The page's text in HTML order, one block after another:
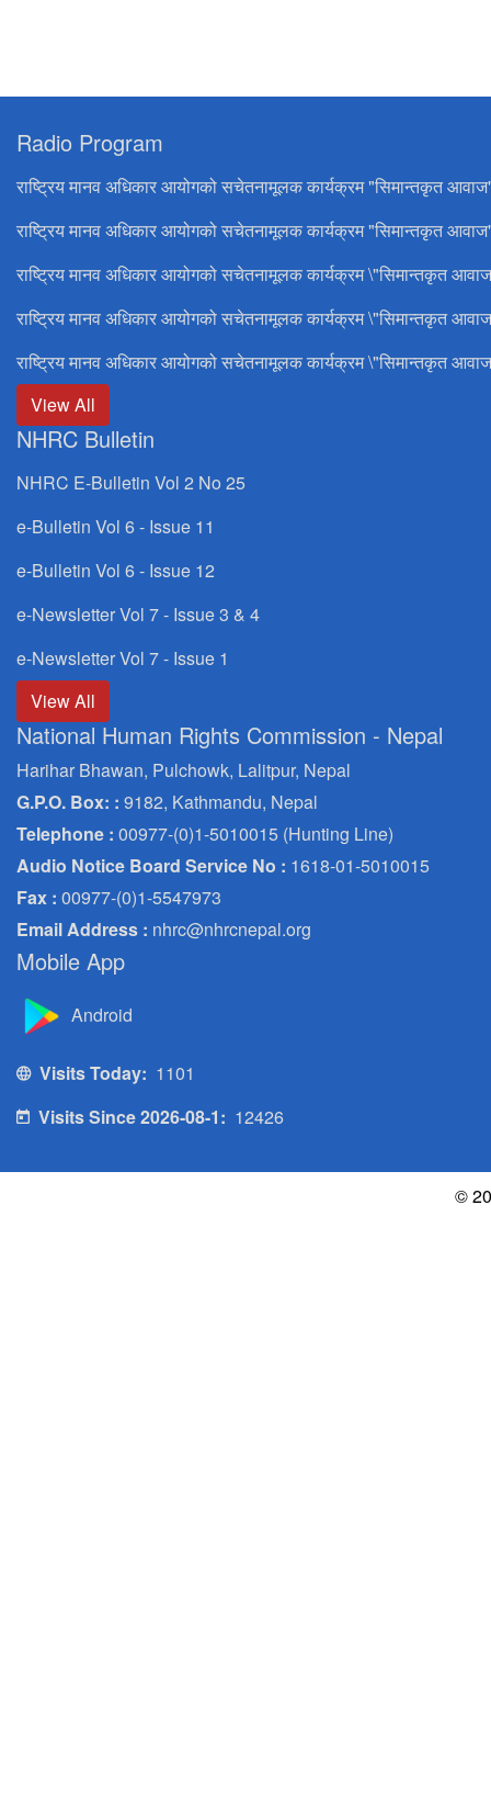
Radio Program
राष्ट्रिय मानव अधिकार आयोगको सचेतनामूलक कार्यक्रम "सिमान्तकृत
राष्ट्रिय मानव अधिकार आयोगको सचेतनामूलक कार्यक्रम "सिमान्तकृत
राष्ट्रिय मानव अधिकार आयोगको सचेतनामूलक कार्यक्रम \"सिमान्तकृत
राष्ट्रिय मानव अधिकार आयोगको सचेतनामूलक कार्यक्रम \"सिमान्तकृत
राष्ट्रिय मानव अधिकार आयोगको सचेतनामूलक कार्यक्रम \"सिमान्तकृत
View All
NHRC Bulletin
NHRC E-Bulletin Vol 2 No 25
e-Bulletin Vol 6 - Issue 11
e-Bulletin Vol 6 - Issue 12
e-Newsletter Vol 7 - Issue 3 & 4
e-Newsletter Vol 7 - Issue 1
View All
National Human Rights Commission - Nepal
Harihar Bhawan, Pulchowk, Lalitpur, Nepal
G.P.O. Box: : 9182, Kathmandu, Nepal
Telephone : 00977-(0)1-5010015 (Hunting Line)
Audio Notice Board Service No : 1618-01-5010015
Fax : 00977-(0)1-5547973
Email Address : nhrc@nhrcnepal.org
Mobile App
Android
Visits Today: 1101
Visits Since 2026-08-1: 12426
©